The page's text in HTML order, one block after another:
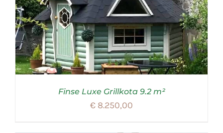
Finse Luxe Grillkota 9.2 m²
€ 8.250,00